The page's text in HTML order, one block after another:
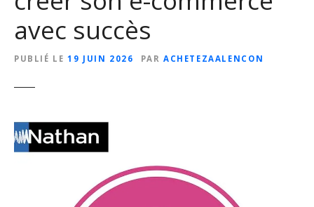
avec succès
PUBLIÉ LE 19 JUIN 2026 PAR ACHETEZAALENCON